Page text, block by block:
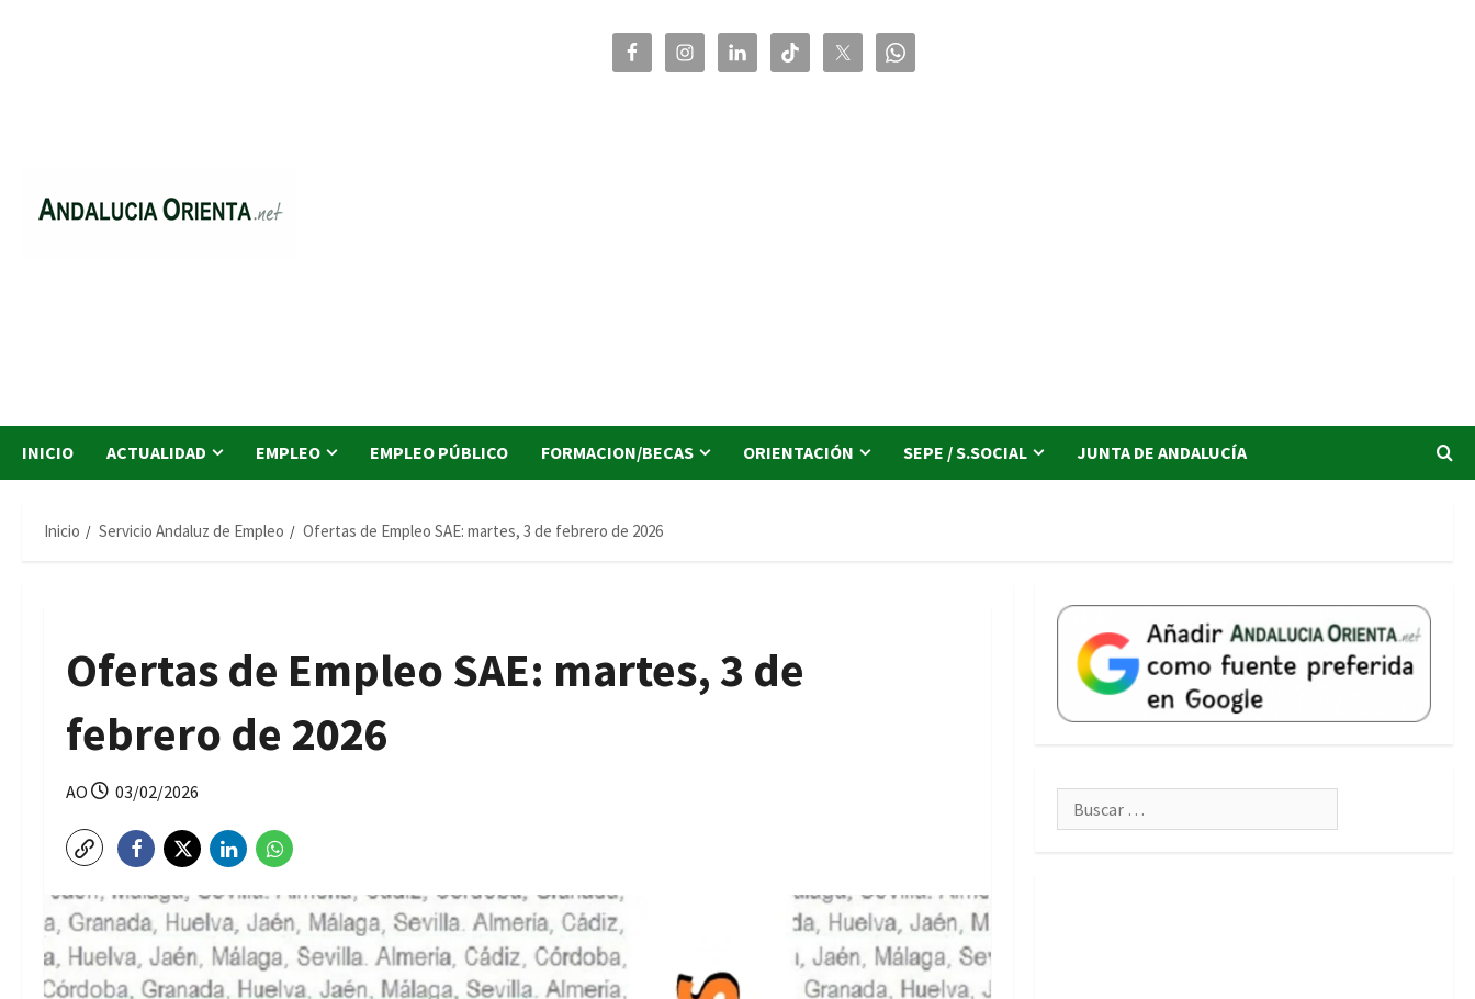
INICIO ACTUALIDAD EMPLEO EMPLEO PÚBLICO FORMACION/BECAS ORIENTACIÓN SEPE / S.SOCIAL JUNTA DE ANDALUCÍA
Inicio Servicio Andaluz de Empleo Ofertas de Empleo SAE: martes, 3 de febrero de 2026
Ofertas de Empleo SAE: martes, 3 de
febrero de 2026
AO 03/02/2026 Buscar: